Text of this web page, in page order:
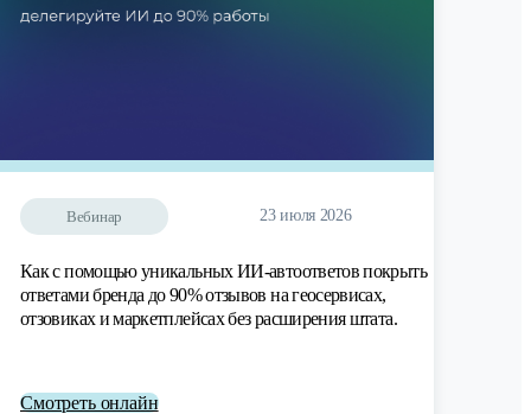
Вебинар 23 июля 2026
Как с помощью уникальных ИИ-автоответов покрыть
ответами бренда до 90% отзывов на геосервисах,
отзовиках и маркетплейсах без расширения штата.
Смотреть онлайн